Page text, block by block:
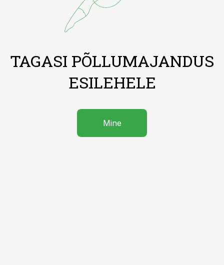
TAGASI PÕLLUMAJANDUS
ESILEHELE
Mine